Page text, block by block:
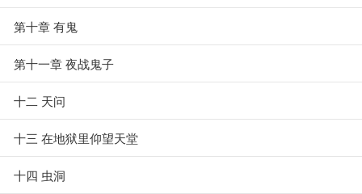
第十章 有鬼
第十一章 夜战鬼子
十二 天问
十三 在地狱里仰望天堂
十四 虫洞